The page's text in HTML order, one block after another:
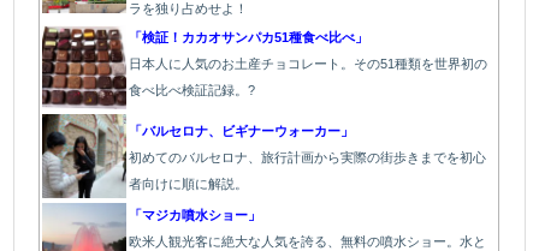
ラを独り占めせよ！
「検証！カカオサンパカ51種食べ比べ」
日本人に人気のお土産チョコレート。その51種類を世界初の
食べ比べ検証記録。?
「バルセロナ、ビギナーウォーカー」
初めてのバルセロナ、旅行計画から実際の街歩きまでを初心
者向けに順に解説。
「マジカ噴水ショー」
欧米人観光客に絶大な人気を誇る、無料の噴水ショー。水と